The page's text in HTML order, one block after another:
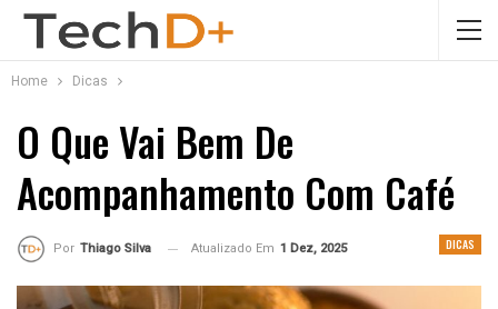
Home Dicas
O Que Vai Bem De
Acompanhamento Com Café
DICAS
Por Thiago Silva Atualizado Em 1 Dez, 2025